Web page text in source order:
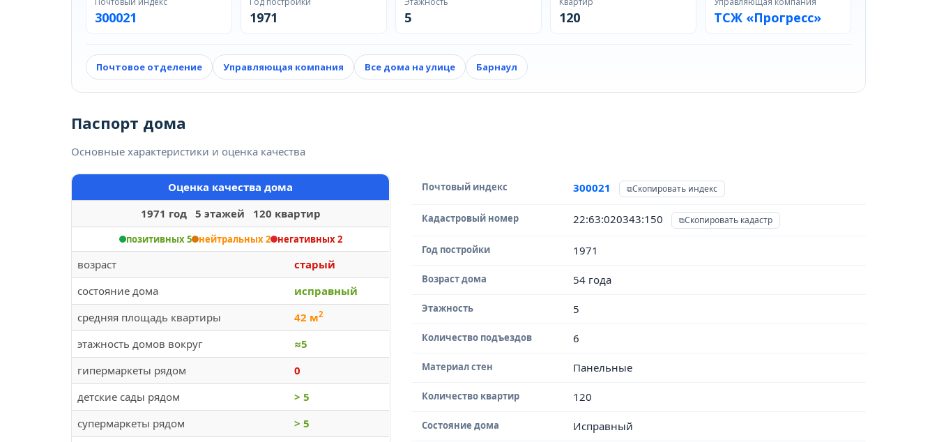
300021 1971 5 120 ТСЖ «Прогресс»
Почтовое отделение Управляющая компания Все дома на улице Барнаул
Паспорт дома
Основные характеристики и оценка качества
Оценка качества дома
1971 год 5 этажей 120 квартир
позитивных 5 нейтральных 2 негативных 2
возраст
старый
состояние дома
исправный
средняя площадь квартиры
42 м2
этажность домов вокруг
≈5
гипермаркеты рядом
0
детские сады рядом
> 5
супермаркеты рядом
> 5
Почтовый индекс 300021 Скопировать индекс
Кадастровый номер 22:63:020343:150 Скопировать кадастр
Год постройки 1971
Возраст дома 54 года
Этажность 5
Количество подъездов 6
Материал стен Панельные
Количество квартир 120
Состояние дома Исправный